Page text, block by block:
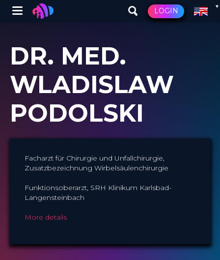
main
content
Winglet LOGIN
DR. MED.
WLADISLAW
PODOLSKI
Facharzt für Chirurgie und Unfallchirurgie,
Zusatzbezeichnung Wirbelsäulenchirurgie
Funktionsoberarzt, SRH Klinikum Karlsbad-
Langensteinbach
More details